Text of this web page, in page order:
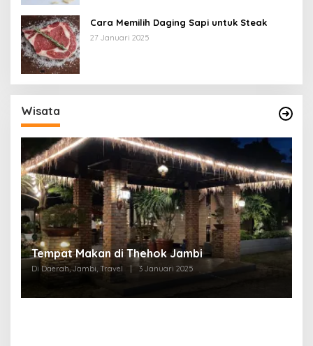
Cara Memilih Daging Sapi untuk Steak
27 Januari 2025
Wisata
Tempat Makan di Thehok Jambi
Di Daerah, Jambi, Travel 3 Januari 2025